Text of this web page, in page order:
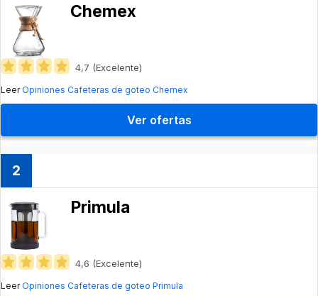
Chemex
4,7 (Excelente)
LeerOpiniones Cafeteras de goteo Chemex
Ver ofertas
2
Primula
4,6 (Excelente)
LeerOpiniones Cafeteras de goteo Primula